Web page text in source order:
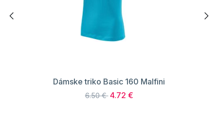
Dámske triko Basic 160 Malfini
6.50 € 4.72 €